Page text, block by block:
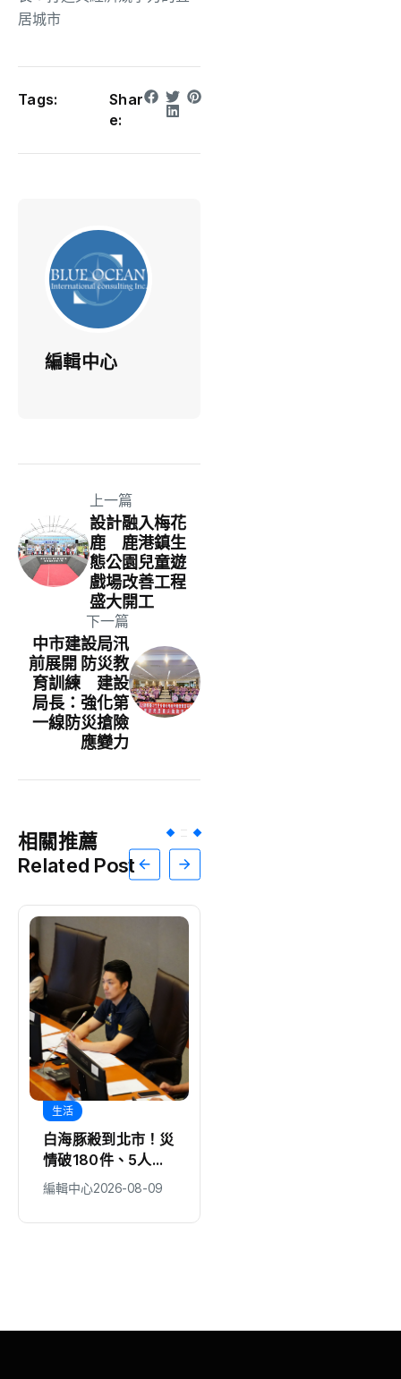
居城市
Tags:
Shar
e:
編輯中心
上一篇
設計融入梅花
鹿 鹿港鎮生
態公園兒童遊
戲場改善工程
盛大開工
下一篇
中市建設局汛
前展開 防災教
育訓練 建設
局長：強化第
一線防災搶險
應變力
相關推薦
Related Post
生活
白海豚殺到北市！災
情破180件、5人受
傷 蔣萬安：勿鬆懈
編輯中心2026-08-09